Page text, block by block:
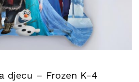
djecu – Frozen K-4